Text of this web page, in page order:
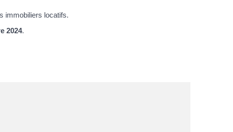
immobiliers locatifs.
2024.